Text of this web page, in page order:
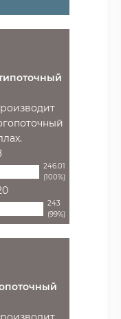
246.01
(100%)
243
(99%)